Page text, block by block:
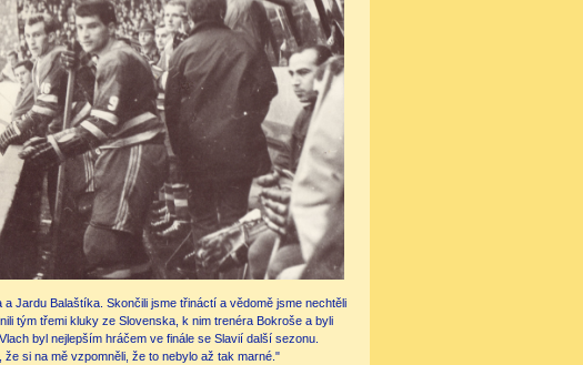
Jardu Balaštíka. Skončili jsme třináctí a vědomě jsme nechtěli
tým třemi kluky ze Slovenska, k nim trenéra Bokroše a byli
byl nejlepším hráčem ve finále se Slavií další sezonu.
si na mě vzpomněli, že to nebylo až tak marné."